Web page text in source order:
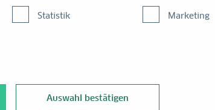
Jahres und
und
Statistik Marketing
Auswahl bestätigen